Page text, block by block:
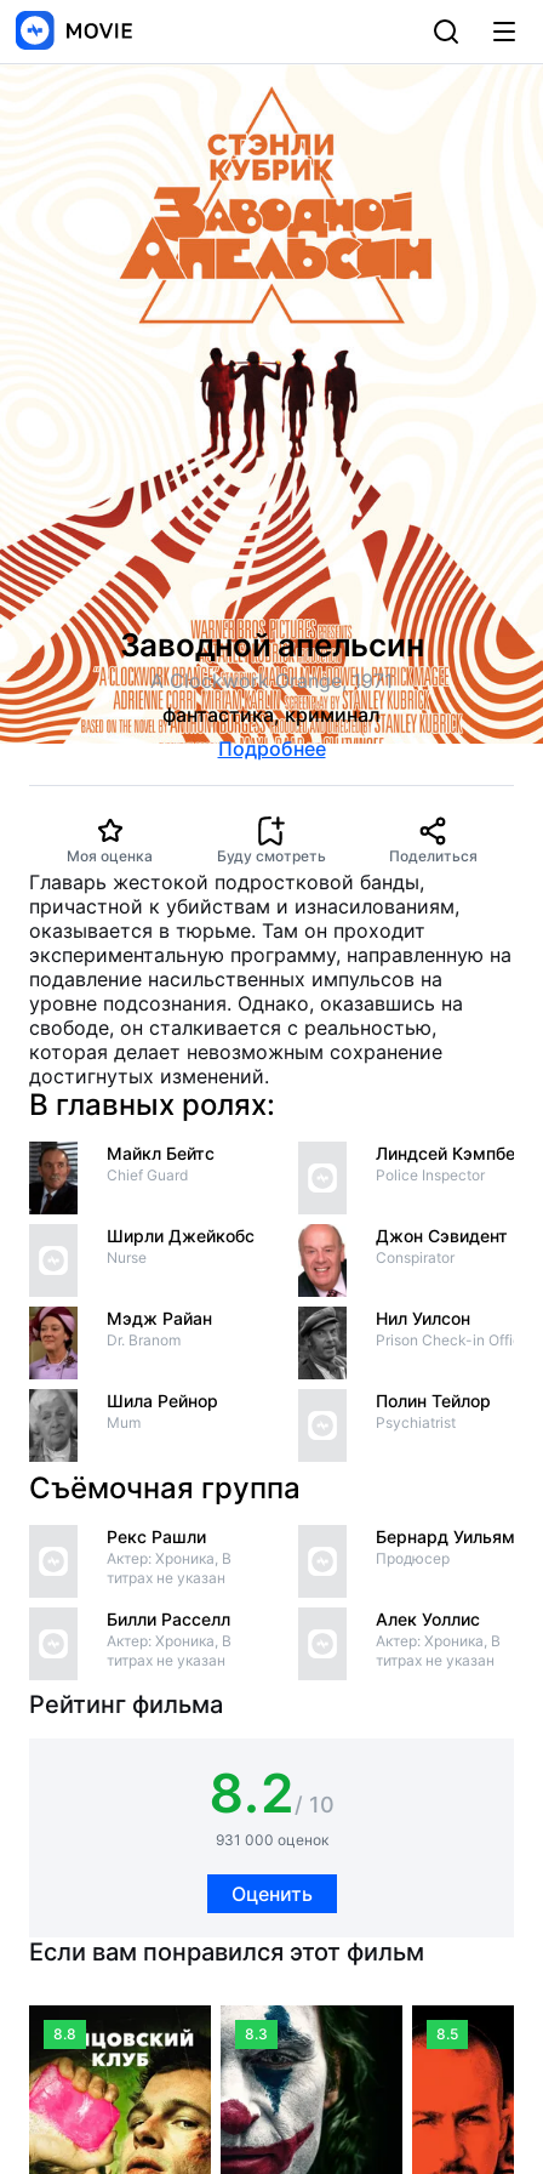
Заводной апельсин
A Clockwork Orange, 1971
фантастика, криминал
Подробнее
Моя оценка Буду смотреть Поделиться
Главарь жестокой подростковой банды,
причастной к убийствам и изнасилованиям,
оказывается в тюрьме. Там он проходит
экспериментальную программу, направленную на
подавление насильственных импульсов на
уровне подсознания. Однако, оказавшись на
свободе, он сталкивается с реальностью,
которая делает невозможным сохранение
достигнутых изменений.
В главных ролях:
Майкл Бейтс
Chief Guard
Ширли Джейкобс
Nurse
Мэдж Райан
Dr. Branom
Шила Рейнор
Mum
Линдсей Кэмпбелл
Police Inspector
Джон Сэвидент
Conspirator
Нил Уилсон
Prison Check-in Officer
Полин Тейлор
Psychiatrist
Съёмочная группа
Рекс Рашли
Актер: Хроника, В
титрах не указан
Билли Расселл
Актер: Хроника, В
титрах не указан
Бернард Уильямс
Продюсер
Алек Уоллис
Актер: Хроника, В
титрах не указан
Рейтинг фильма
8.2/ 10
931 000 оценок
Оценить
Если вам понравился этот фильм
8.8 8.3 8.5